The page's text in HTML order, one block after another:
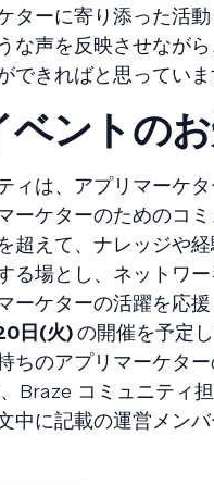
ターに寄り添った活
な声を反映させなが
できればと思っていま
ベントの
ィは、アプリマーケ
ーケターのためのコミ
超えて、ナレッジや
る場とし、ネットワ
ーケターの活躍を応援
日(火)の開催を予定し
ちのアプリマーケタ
Braze コミュニティ
中に記載の運営メン